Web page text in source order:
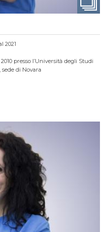
2021
presso l’Università degli Studi
di Novara